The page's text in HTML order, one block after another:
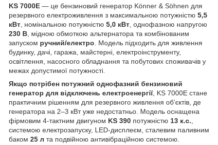
KS 7000E — це бензиновий генератор Könner & Söhnen для
резервного електроживлення з максимальною потужністю 5,5
кВт, номінальною потужністю 5,0 кВт, однофазною напругою
230 В, мідною обмоткою альтернатора та комбінованим
запуском ручний/електро. Модель підходить для живлення
будинку, дачі, гаража, майстерні, електроінструменту,
освітлення, насосного обладнання та побутових споживачів у
межах допустимої потужності.
Якщо потрібен потужний однофазний бензиновий
генератор для відключень електроенергії, KS 7000E стане
практичним рішенням для резервного живлення об’єктів, де
генератора на 2–3 кВт уже недостатньо. Модель оснащена
фірмовим 4-тактним двигуном KS 390 потужністю 13 к.с.,
системою електрозапуску, LED-дисплеєм, сталевим паливним
баком 25 л та подвійною антивібраційною системою.